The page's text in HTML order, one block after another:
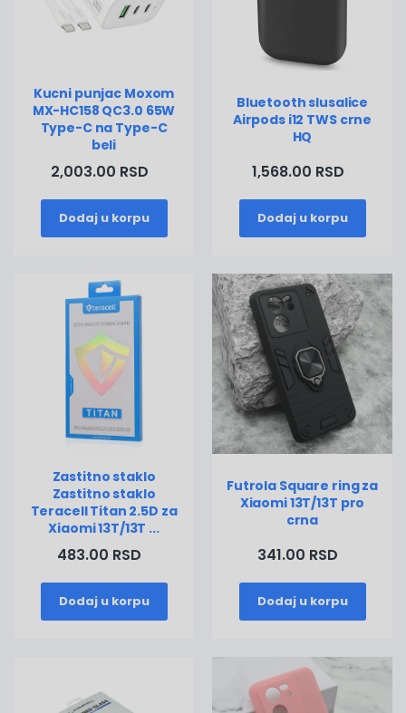
Kucni punjac Moxom
MX-HC158 QC3.0 65W
Type-C na Type-C
beli
2,003.00 RSD
Dodaj u korpu
Bluetooth slusalice
Airpods i12 TWS crne
HQ
1,568.00 RSD
Dodaj u korpu
Zastitno staklo
Zastitno staklo
Teracell Titan 2.5D za
Xiaomi 13T/13T ...
483.00 RSD
Dodaj u korpu
Futrola Square ring za
Xiaomi 13T/13T pro
crna
341.00 RSD
Dodaj u korpu